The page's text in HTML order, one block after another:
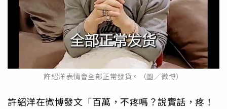
許紹洋表情會全部正常發貨。（圖／微博）
許紹洋在微博發文「百萬，不疼嗎？說實話，疼！